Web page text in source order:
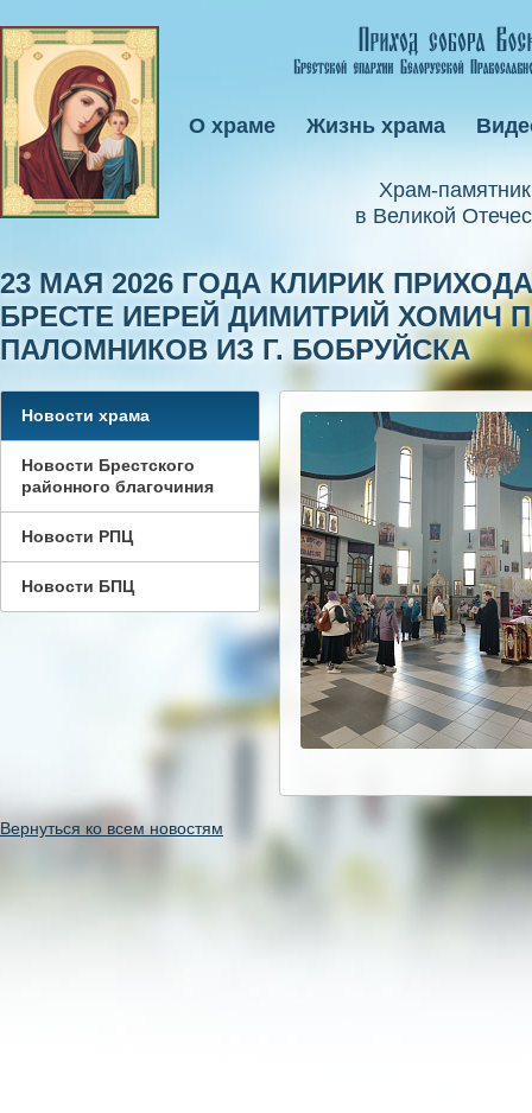
Xрам-
в Великой
О храме Жизнь храма
23 МАЯ 2026 ГОДА КЛИРИК
БРЕСТЕ ИЕРЕЙ ДИМИТРИЙ ХОМИЧ
ПАЛОМНИКОВ ИЗ Г. БОБРУЙСКА
Новости храма
Новости Брестского
районного благочиния
Новости РПЦ
Новости БПЦ
Вернуться ко всем новостям